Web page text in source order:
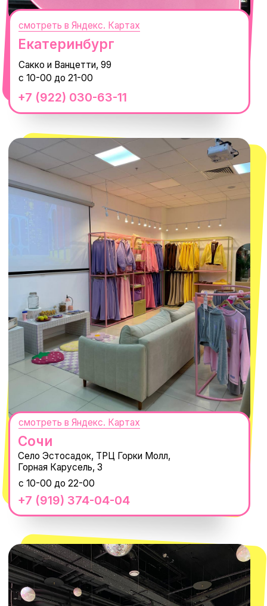
+7 (932) 602-41-15
ТРК «Европолис Ростокино»
ул. Проспект Мира, 211 к2
с 10-00 до 22-00
Москва
смотреть в Яндекс.Картах
Telegram
WhatsApp
8 800 550-06-92
macrocosm_store@mail.ru
КОНТАКТЫ
Оплата долями
Size guide
Обмен и возврат
Вакансии
Реквизиты
Наши путешествия
Наши проекты
Новости
О КОМПАНИИ
Нажимая "Подписаться", вы соглашаетесь с
Политикой обработки
персональных данных
Согласием на рассылку электронных
сообщений
ПОДПИСАТЬСЯ
СЕКРЕТНЫЕ ПРОМОКОДЫ, ПРИГЛАШЕНИЯ
НА МЕРОПРИЯТИЯ И АНОНСЫ НОВИНОК
@MACROCOSM_STORE
MACROCOSM
300'000+ подписчиков
14'000+ подписчиков в нашем Telegram-
канале